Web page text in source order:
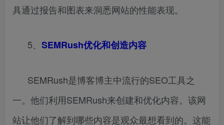
具通过报告和图表来洞悉网站的性能表现。
5、 SEMRush优化和创造内容
SEMRush是博客博主中流行的SEO工具之
一。他们利用SEMRush来创建和优化内容。该网
站让他们了解到哪些内容是观众最想看到的。这能